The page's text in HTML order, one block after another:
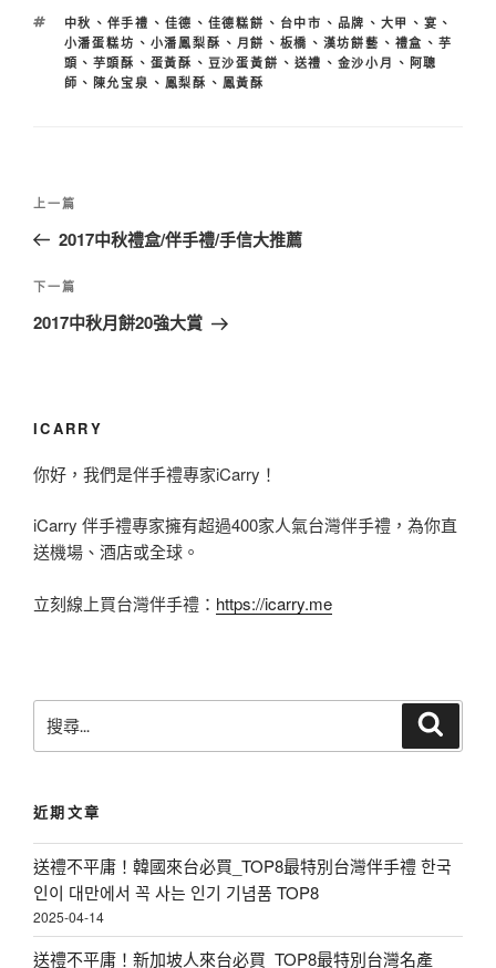
標
籤
中秋 、 伴手禮 、 佳德 、 佳德糕餅 、 台中市 、 品牌 、 大甲 、 宴 、
小潘蛋糕坊 、 小潘鳳梨酥 、 月餅 、 板橋 、 漢坊餅藝 、 禮盒 、 芋
頭 、 芋頭酥 、 蛋黃酥 、 豆沙蛋黃餅 、 送禮 、 金沙小月 、 阿聰
師 、 陳允宝泉 、 鳳梨酥 、 鳳黃酥
文
導
覽
上
一
文
章
上一篇
2017中秋禮盒/伴手禮/手信大推薦
下
一
下一篇
2017中秋月餅20強大賞
ICARRY
你好，我們是伴手禮專家iCarry！
iCarry 伴手禮專家擁有超過400家人氣台灣伴手禮，為你直
送機場、酒店或全球。
立刻線上買台灣伴手禮： https://icarry.me
尋
字
:
近期文章
送禮不平庸！韓國來台必買_TOP8最特別台灣伴手禮 한국
인이 대만에서 꼭 사는 인기 기념품 TOP8
2025-04-14
送禮不平庸！新加坡人來台必買_TOP8最特別台灣名產